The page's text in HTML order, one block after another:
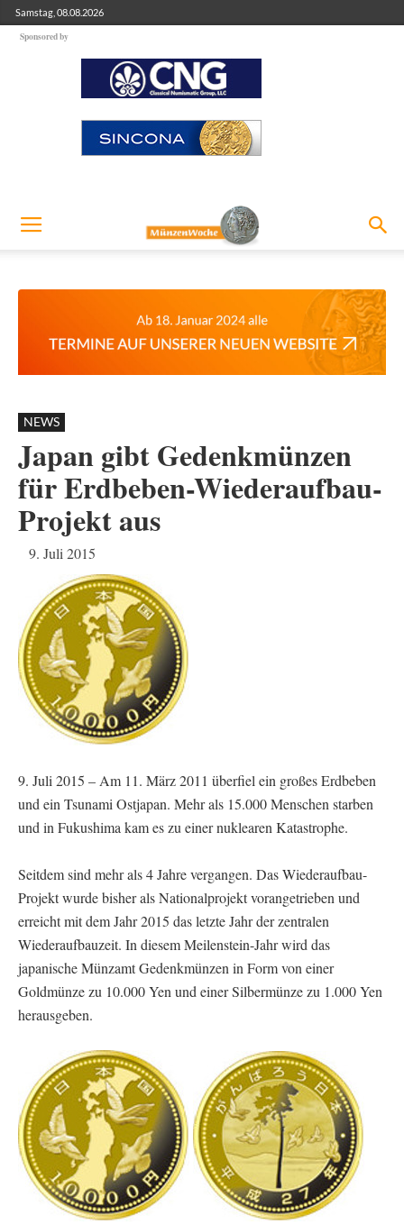
Samstag, 08.08.2026
Sponsored by
NEWS
Japan gibt Gedenkmünzen
für Erdbeben-Wiederaufbau-
Projekt aus
9. Juli 2015
9. Juli 2015 – Am 11. März 2011 überfiel ein großes Erdbeben
und ein Tsunami Ostjapan. Mehr als 15.000 Menschen starben
und in Fukushima kam es zu einer nuklearen Katastrophe.
Seitdem sind mehr als 4 Jahre vergangen. Das Wiederaufbau-
Projekt wurde bisher als Nationalprojekt vorangetrieben und
erreicht mit dem Jahr 2015 das letzte Jahr der zentralen
Wiederaufbauzeit. In diesem Meilenstein-Jahr wird das
japanische Münzamt Gedenkmünzen in Form von einer
Goldmünze zu 10.000 Yen und einer Silbermünze zu 1.000 Yen
herausgeben.